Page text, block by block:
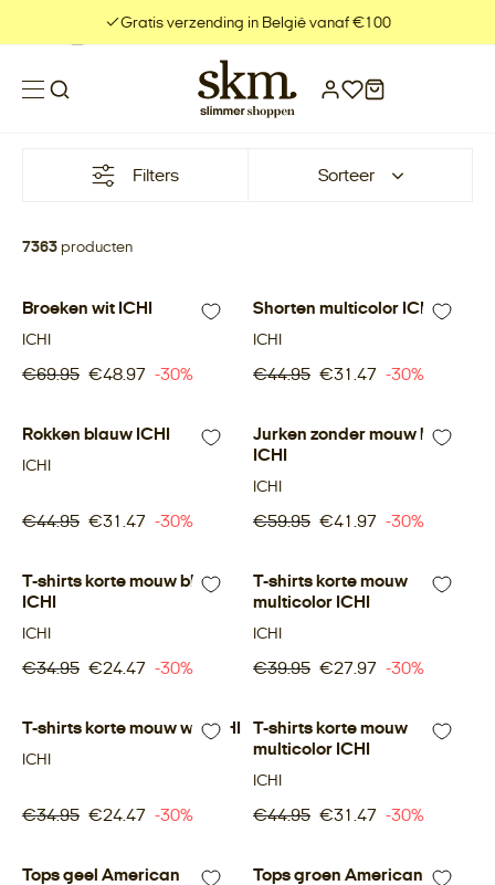
Gratis verzending in België vanaf €100
Filters Sorteer
7363 producten
-30%
Broeken wit ICHI
ICHI
€69.95 €48.97 -30%
-30%
Shorten multicolor ICHI
ICHI
€44.95 €31.47 -30%
-30%
Rokken blauw ICHI
ICHI
€44.95 €31.47 -30%
-30%
Jurken zonder mouw bruin
ICHI
ICHI
€59.95 €41.97 -30%
-30%
T-shirts korte mouw blauw
ICHI
ICHI
€34.95 €24.47 -30%
-30%
T-shirts korte mouw
multicolor ICHI
ICHI
€39.95 €27.97 -30%
-30%
T-shirts korte mouw wit ICHI
ICHI
€34.95 €24.47 -30%
-30%
T-shirts korte mouw
multicolor ICHI
ICHI
€44.95 €31.47 -30%
-50%
Tops geel American
-50%
Tops groen American